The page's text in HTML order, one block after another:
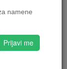
namene
Prijavi me